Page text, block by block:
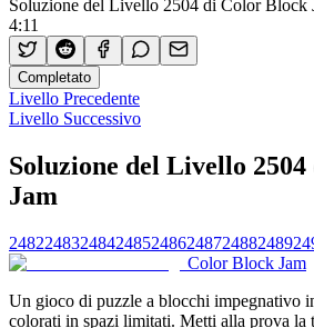
Soluzione del Livello 2504 di Color Block
4:11
Completato
Livello Precedente
Livello Successivo
Soluzione del Livello
Jam
24822483248424852486248724882489
Color Block Jam
Un gioco di puzzle a blocchi impegnativo
colorati in spazi limitati. Metti alla prova la